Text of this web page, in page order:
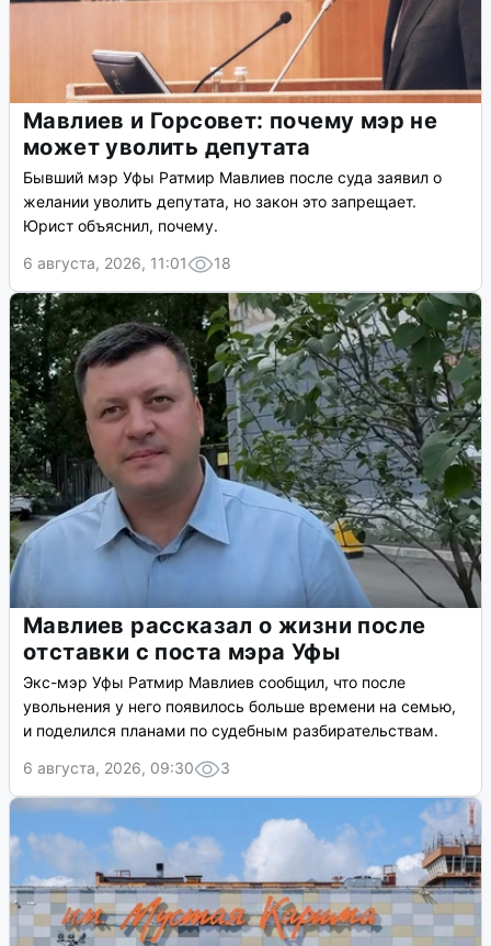
Мавлиев и Горсовет: почему мэр не
может уволить депутата
Бывший мэр Уфы Ратмир Мавлиев после суда заявил о
желании уволить депутата, но закон это запрещает.
Юрист объяснил, почему.
6 августа, 2026, 11:01
18
Мавлиев рассказал о жизни после
отставки с поста мэра Уфы
Экс-мэр Уфы Ратмир Мавлиев сообщил, что после
увольнения у него появилось больше времени на семью,
и поделился планами по судебным разбирательствам.
6 августа, 2026, 09:30
3